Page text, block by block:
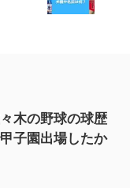
木の野球の球歴
子園出場したか